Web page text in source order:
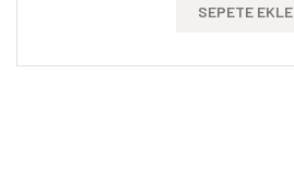
5.00oy aldı
SEPETE EKLE